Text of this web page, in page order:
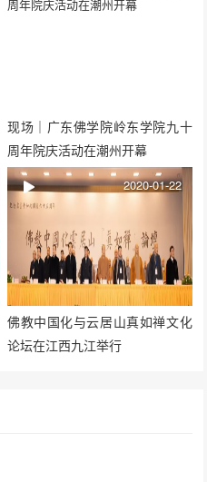
现场｜广东佛学院岭东学院九十
周年院庆活动在潮州开幕
佛教中国化与云居山真如禅文化
论坛在江西九江举行
2020-01-22